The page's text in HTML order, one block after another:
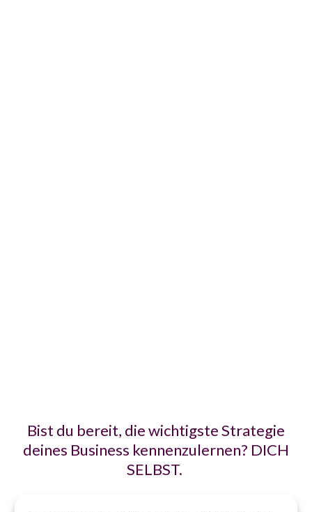
Bist du bereit, die wichtigste Strategie
deines Business kennenzulernen? DICH
SELBST.